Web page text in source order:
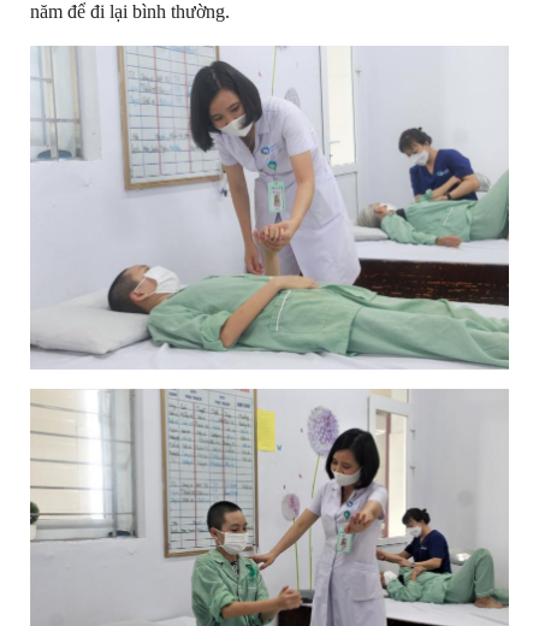
năm để đi lại bình thường.